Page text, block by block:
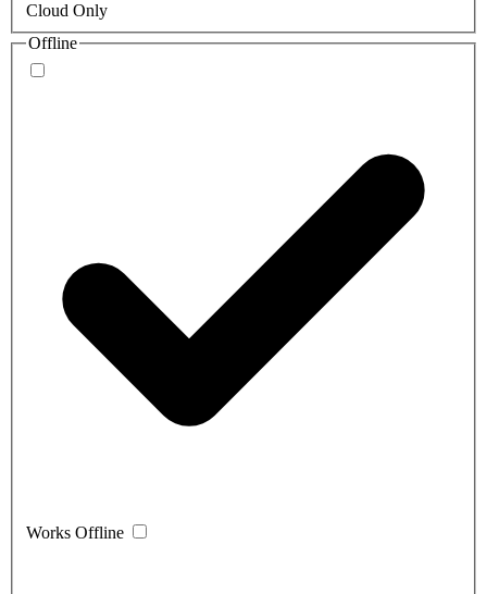
Cloud Only
Offline
Works Offline